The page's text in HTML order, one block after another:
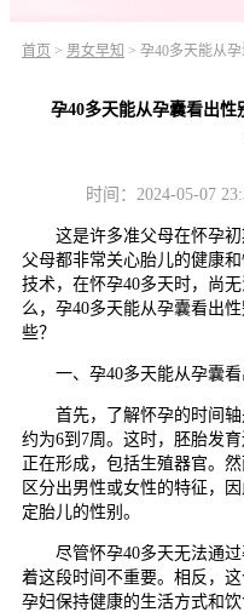
首页 > 男女早知 > 孕40多天能从孕
孕40多天能从孕囊看出
时间：2024-05-07
这是许多准父母在怀孕初
父母都非常关心胎儿的健康
技术，在怀孕40多天时，尚
么，孕40多天能从孕囊看出
些？
一、孕40多天能从孕囊看
首先，了解怀孕的时间轴
约为6到7周。这时，胚胎发
正在形成，包括生殖器官。
区分出男性或女性的特征，
定胎儿的性别。
尽管怀孕40多天无法通过
着这段时间不重要。相反，
孕妇保持健康的生活方式和